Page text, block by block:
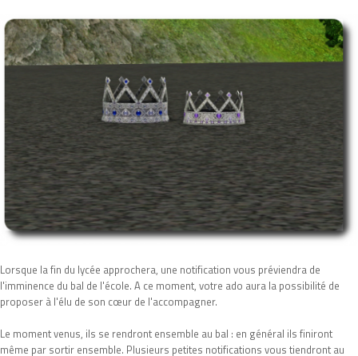
Lorsque la fin du lycée approchera, une notification vous préviendra de
l'imminence du bal de l'école. A ce moment, votre ado aura la possibilité de
proposer à l'élu de son cœur de l'accompagner.
Le moment venus, ils se rendront ensemble au bal : en général ils finiront
même par sortir ensemble. Plusieurs petites notifications vous tiendront au